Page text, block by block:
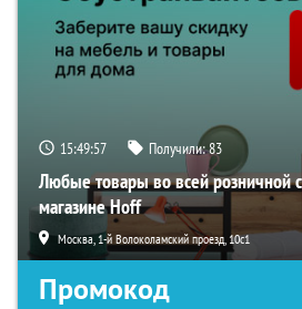
15:49:56 Получили:83
Любые товары во всей розничной
магазине Hoff
Москва, 1-й Волоколамский проезд, 10с1
Промокод